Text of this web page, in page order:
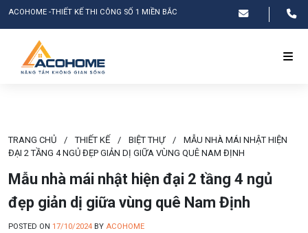
ACOHOME -THIẾT KẾ THI CÔNG SỐ 1 MIỀN BẮC
TRANG CHỦ / THIẾT KẾ / BIỆT THỰ /
MẪU NHÀ MÁI NHẬT HIỆN
ĐẠI 2 TẦNG 4 NGỦ ĐẸP GIẢN DỊ GIỮA VÙNG QUÊ NAM ĐỊNH
Mẫu nhà mái nhật hiện đại 2 tầng 4 ngủ
đẹp giản dị giữa vùng quê Nam Định
POSTED ON 17/10/2024 BY ACOHOME